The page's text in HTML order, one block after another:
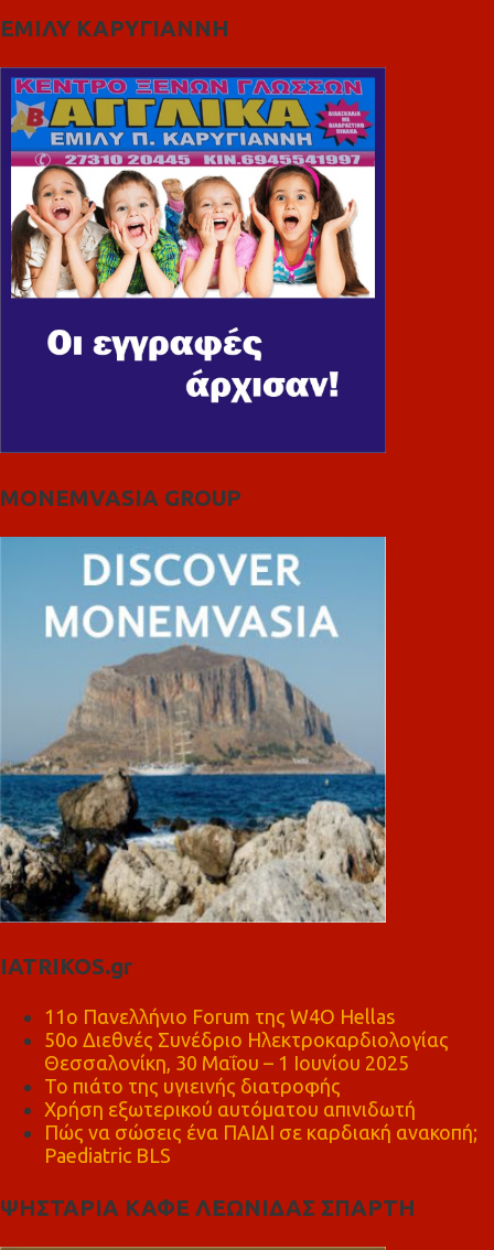
ΕΜΙΛΥ ΚΑΡΥΓΙΑΝΝΗ
MONEMVASIA GROUP
IATRIKOS.gr
11ο Πανελλήνιο Forum της W4O Hellas
50ο Διεθνές Συνέδριο Ηλεκτροκαρδιολογίας
Θεσσαλονίκη, 30 Μαΐου – 1 Ιουνίου 2025
Το πιάτο της υγιεινής διατροφής
Χρήση εξωτερικού αυτόματου απινιδωτή
Πώς να σώσεις ένα ΠΑΙΔΙ σε καρδιακή ανακοπή;
Paediatric BLS
ΨΗΣΤΑΡΙΑ ΚΑΦΕ ΛΕΩΝΙΔΑΣ ΣΠΑΡΤΗ